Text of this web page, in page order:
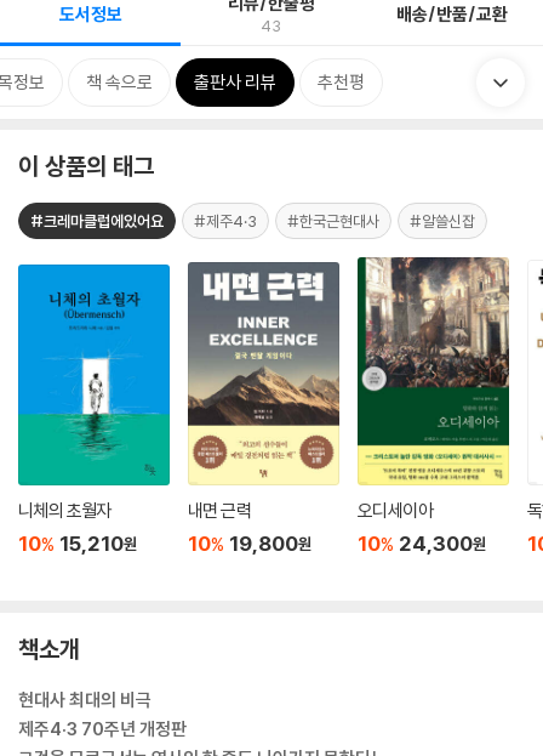
도서정보 43 배송/반품/교환
정보 책 속으로 출판사 리뷰 추천평
이 상품의 태그
#크레마클럽에있어요 #제주4·3 #한국근현대사 #알쓸신잡
니체의 초월자
10% 15,210원
내면 근력
10% 19,800원
오디세이아
10% 24,300원
책소개
현대사 최대의 비극
제주4·3 70주년 개정판